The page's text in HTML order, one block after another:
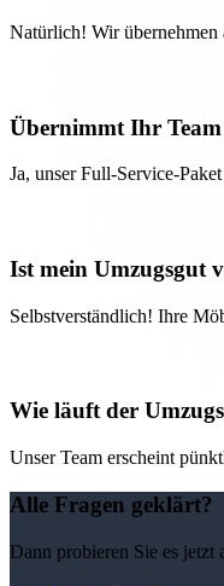
Natürlich! Wir übernehmen
Übernimmt Ihr
Ja, unser Full-Service-
Ist mein Umzugsgut
Selbstverständlich! Ihre
Wie läuft der
Unser Team erscheint
Alle Fragen geklärt?
Dann probieren Sie es